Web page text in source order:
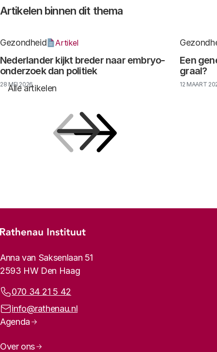
Artikelen binnen dit thema
Alle artikelen
Nederlander kijkt breder naar embryo-
onderzoek dan politiek
Gezondheid Artikel
28 MEI 2026
Een
graal?
12 MAART
Footer-menu
Rathenau logo, naar de homepage
Contactinformatie
Anna van Saksenlaan 51
2593 HW Den Haag
Telefoonnummer:
070 34 21 5 42
E-mailadres:
info@rathenau.nl
Paginanavigatie
Agenda
Over ons